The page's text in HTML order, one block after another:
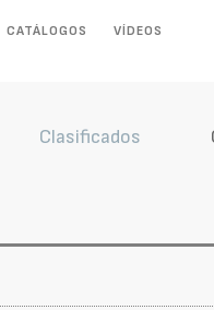
CATÁLOGOS VÍDEOS
Clasificados